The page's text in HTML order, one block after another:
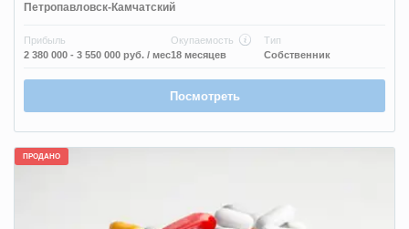
Петропавловск-Камчатский
Прибыль
2 380 000 - 3 550 000 руб. / мес
Окупаемость
18 месяцев
Тип
Собственник
Посмотреть
ПРОДАНО